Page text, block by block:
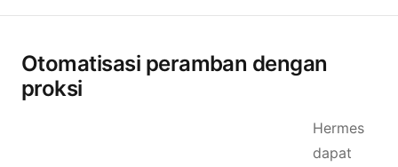
Otomatisasi peramban dengan
proksi
Hermes
dapat